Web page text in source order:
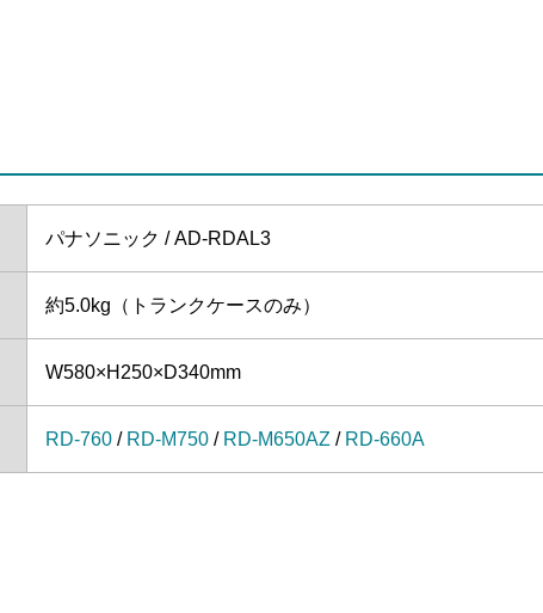
パナソニック / AD-RDAL3
約5.0kg（トランクケースのみ）
W580×H250×D340mm
RD-760 / RD-M750 / RD-M650AZ / RD-660A